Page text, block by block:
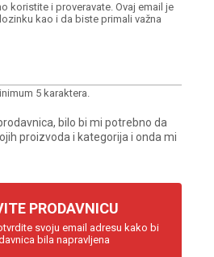
koristite i proveravate. Ovaj email je
kao i da biste primali važna
5 karaktera.
bilo bi mi potrebno da
proizvoda i kategorija i onda mi
PRODAVNICU
svoju email adresu kako bi
bila napravljena